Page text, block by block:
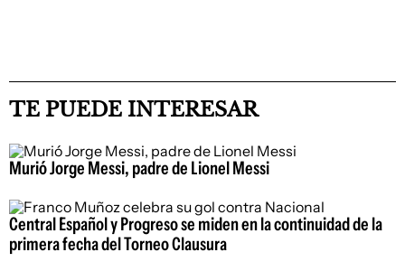
TE PUEDE INTERESAR
Murió Jorge Messi, padre de Lionel Messi
Central Español y Progreso se miden en la continuidad de la
primera fecha del Torneo Clausura